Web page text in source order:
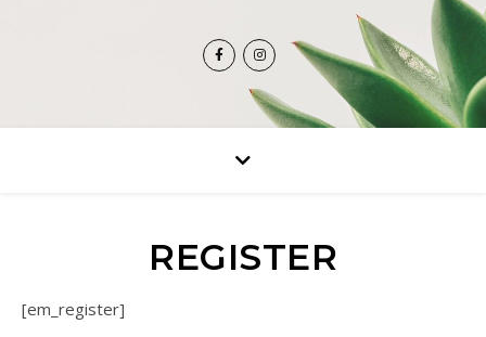
REGISTER
[em_register]